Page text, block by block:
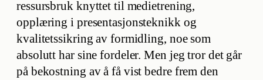
ressursbruk knyttet til medietrening,
opplæring i presentasjonsteknikk og
kvalitetssikring av formidling, noe som
absolutt har sine fordeler. Men jeg tror det går
på bekostning av å få vist bedre frem den